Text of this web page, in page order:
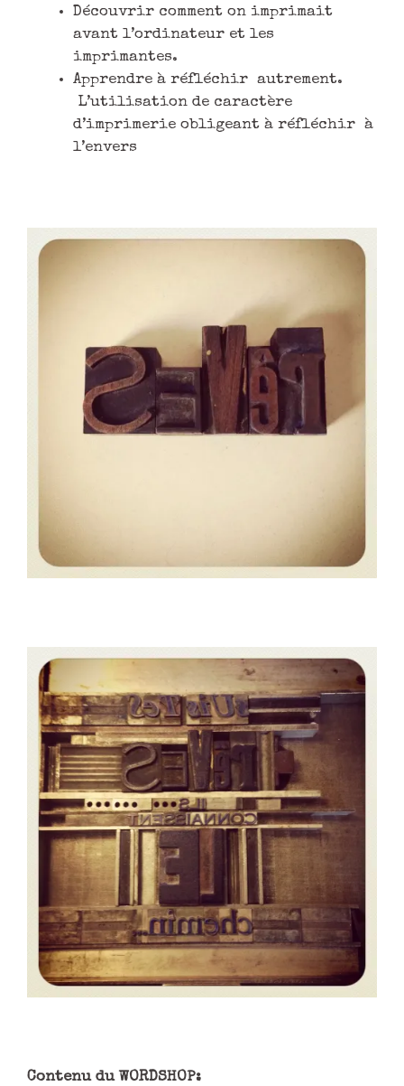
Découvrir comment on imprimait
avant l’ordinateur et les
imprimantes.
Apprendre à réfléchir autrement.
L’utilisation de caractère
d’imprimerie obligeant à réfléchir à
l’envers
Contenu du WORDSHOP: